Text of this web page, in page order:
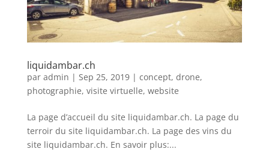
liquidambar.ch
par admin | Sep 25, 2019| concept, drone,
photographie, visite virtuelle, website
La page d’accueil du site liquidambar.ch. La page du
terroir du site liquidambar.ch. La page des vins du
site liquidambar.ch. En savoir plus:...